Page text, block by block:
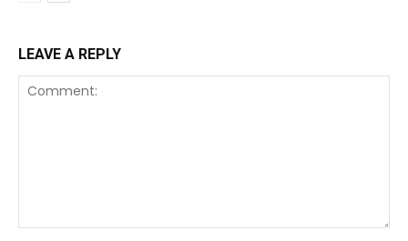
LEAVE A REPLY